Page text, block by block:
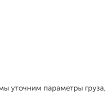
уточним параметры